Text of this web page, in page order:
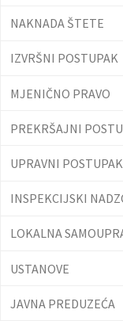
NAKNADA ŠTETE
IZVRŠNI POSTUPAK
MJENIČNO PRAVO
PREKRŠAJNI
UPRAVNI POSTUPAK
INSPEKCIJSKI
LOKALNA
USTANOVE
JAVNA PREDUZEĆA